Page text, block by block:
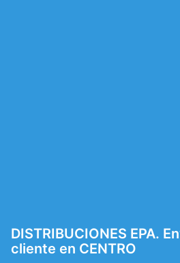
DISTRIBUCIONES EPA.
cliente en CENTRO